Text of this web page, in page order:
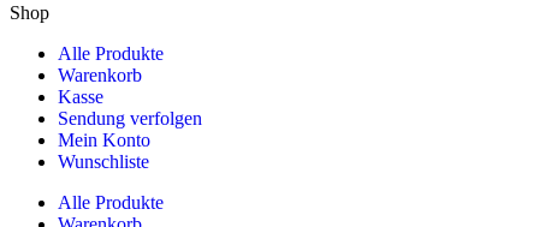
Shop
Alle Produkte
Warenkorb
Kasse
Sendung verfolgen
Mein Konto
Wunschliste
Alle Produkte